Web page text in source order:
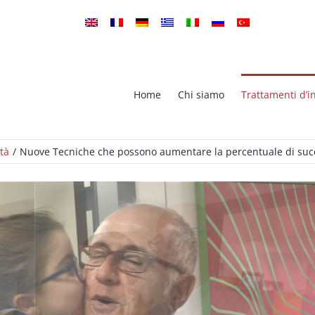
Home Chi siamo Trattamenti
In Vitro (Fivet)
Microiniezione
Genetica Pre-impianto
PGS – Screening Genetico
Preimpianto
Hatching Laser TESA-TESE FIV, ICSI
di embrioni
Crioconservazione spermatica –
Banca del Seme
Nuove Tecniche che possono aumentare la percentuale di